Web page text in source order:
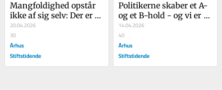
Mang­fol­dig­hed op­står
ikke af sig selv: Der er
sta­dig et styk­ke vej, før
Aar­hus Ø er en suc­ces
20.04.2026
30
Århus
Stiftstidende
Politikerne skaber et A-
og et B-hold - og vi er
nogen, der bliver
straffede
14.04.2026
40
Århus
Stiftstidende